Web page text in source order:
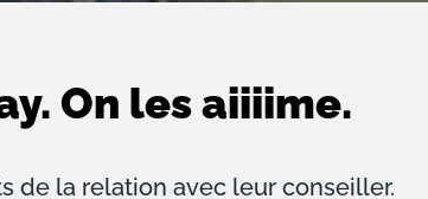
On les aiiiime.
de la relation avec leur conseiller.